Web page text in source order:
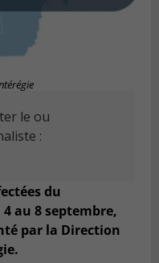
le ou
:
du
au 8 septembre,
par la Direction